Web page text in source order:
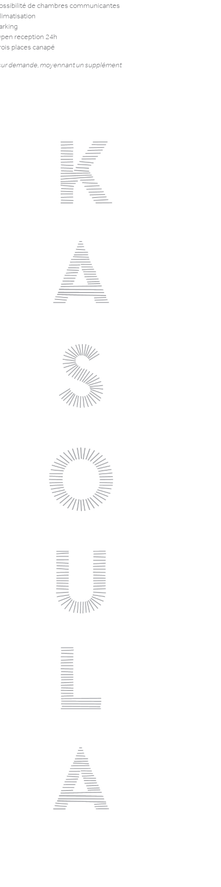
de chambres communicantes
reception 24h
places canapé
demande, moyennant un supplément